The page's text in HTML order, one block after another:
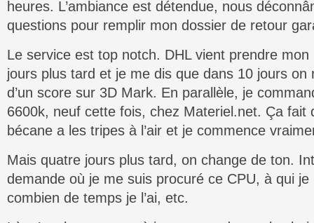
heures. L’ambiance est détendue, nous
questions pour remplir mon dossier de retour
Le service est top notch. DHL vient prendre
jours plus tard et je me dis que dans 10 jours
d’un score sur 3D Mark. En parallèle, je
6600k, neuf cette fois, chez Materiel.net. Ça fait
bécane a les tripes à l’air et je commence
Mais quatre jours plus tard, on change de ton.
demande où je me suis procuré ce CPU, à qui je
combien de temps je l’ai, etc.